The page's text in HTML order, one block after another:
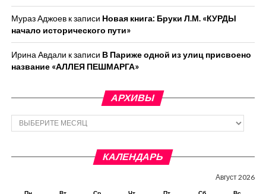
Мураз Аджоевк записи Новая книга: Бруки Л.М. «КУРДЫ
начало исторического пути»
Ирина Авдали к записи В Париже одной из улиц присвоено
название «АЛЛЕЯ ПЕШМАРГА»
АРХИВЫ
Архивы
КАЛЕНДАРЬ
Август 2026